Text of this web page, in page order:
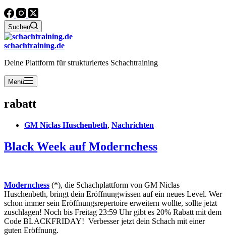
Suchen
schachtraining.de
Deine Plattform für strukturiertes Schachtraining
Menü
rabatt
GM Niclas Huschenbeth, Nachrichten
Black Week auf Modernchess
Modernchess (*), die Schachplattform von GM Niclas
Huschenbeth, bringt dein Eröffnungwissen auf ein neues Level. Wer
schon immer sein Eröffnungsrepertoire erweitern wollte, sollte jetzt
zuschlagen! Noch bis Freitag 23:59 Uhr gibt es 20% Rabatt mit dem
Code BLACKFRIDAY! Verbesser jetzt dein Schach mit einer
guten Eröffnung.